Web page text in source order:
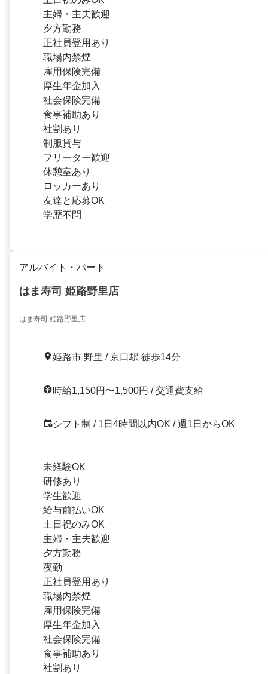
主婦・主夫歓迎
夕方勤務
正社員登用あり
職場内禁煙
雇用保険完備
厚生年金加入
社会保険完備
食事補助あり
社割あり
制服貸与
フリーター歓迎
休憩室あり
ロッカーあり
友達と応募OK
学歴不問
アルバイト・パート
はま寿司 姫路野里店
はま寿司 姫路野里店
姫路市 野里 / 京口駅 徒歩14分
時給1,150円〜1,500円 / 交通費支給
シフト制 / 1日4時間以内OK / 週1日からOK
未経験OK
研修あり
学生歓迎
給与前払いOK
土日祝のみOK
主婦・主夫歓迎
夕方勤務
夜勤
正社員登用あり
職場内禁煙
雇用保険完備
厚生年金加入
社会保険完備
食事補助あり
社割あり